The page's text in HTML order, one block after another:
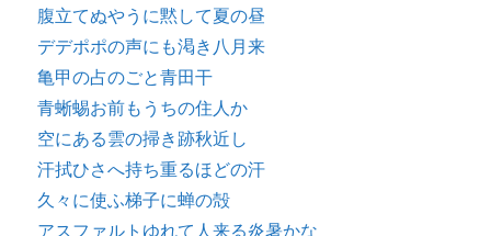
腹立てぬやうに黙して夏の昼
デデポポの声にも渇き八月来
亀甲の占のごと青田干
青蜥蜴お前もうちの住人か
空にある雲の掃き跡秋近し
汗拭ひさへ持ち重るほどの汗
久々に使ふ梯子に蝉の殻
アスファルトゆれて人来る炎暑かな